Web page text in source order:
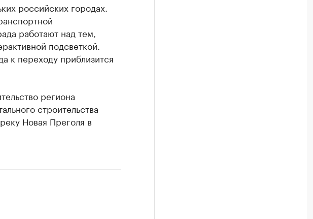
российских городах.
работают над тем,
подсветкой.
к переходу приблизится
региона
строительства
Новая Преголя в